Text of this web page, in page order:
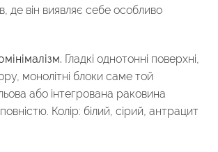
де він виявляє себе особливо
Гладкі однотонні поверхні,
монолітні блоки саме той
або інтегрована раковина
Колір: білий, сірий, антрацит